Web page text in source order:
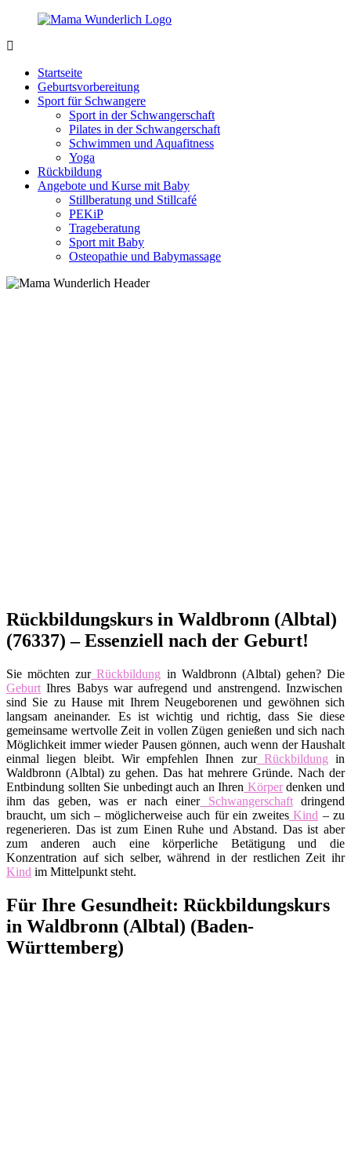
Zurück
Inhalt
sein
wunderbar!
Startseite
Geburtsvorbereitung
Sport für Schwangere
Sport in der Schwangerschaft
Pilates in der Schwangerschaft
Schwimmen und Aquafitness
Yoga
Rückbildung
Angebote und Kurse mit Baby
Stillberatung und Stillcafé
PEKiP
Trageberatung
Sport mit Baby
Osteopathie und Babymassage
Rückbildungskurs in Waldbronn (Albtal)
(76337) – Essenziell nach der Geburt!
Sie möchten zurRückbildung in Waldbronn (Albtal) gehen? Die
Geburt Ihres Babys war aufregend und anstrengend. Inzwischen
sind Sie zu Hause mit Ihrem Neugeborenen und gewöhnen sich
langsam aneinander. Es ist wichtig und richtig, dass Sie diese
gemeinsame wertvolle Zeit in vollen Zügen genießen und sich nach
Möglichkeit immer wieder Pausen gönnen, auch wenn der Haushalt
einmal liegen bleibt. Wir empfehlen Ihnen zurRückbildung in
Waldbronn (Albtal) zu gehen. Das hat mehrere Gründe. Nach der
Entbindung sollten Sie unbedingt auch an Ihren Körperdenken und
ihm das geben, was er nach einerSchwangerschaftdringend
braucht, um sich – möglicherweise auch für ein zweitesKind – zu
regenerieren. Das ist zum Einen Ruhe und Abstand. Das ist aber
zum anderen auch eine körperliche Betätigung und die
Konzentration auf sich selber, während in der restlichen Zeit ihr
Kind im Mittelpunkt steht.
Für Ihre Gesundheit: Rückbildungskurs
in Waldbronn (Albtal) (Baden-
Württemberg)